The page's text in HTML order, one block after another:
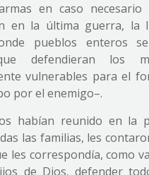
en caso necesario
en la última guerra, la
pueblos enteros
defendieran los
vulnerables para el
por el enemigo–.
habían reunido en la
las familias, les
les correspondía, como
de Dios, defender